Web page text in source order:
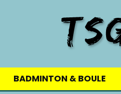
BADMINTON & BOULE